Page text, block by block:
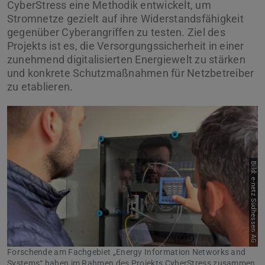
CyberStress eine Methodik entwickelt, um
Stromnetze gezielt auf ihre Widerstandsfähigkeit
gegenüber Cyberangriffen zu testen. Ziel des
Projekts ist es, die Versorgungssicherheit in einer
zunehmend digitalisierten Energiewelt zu stärken
und konkrete Schutzmaßnahmen für Netzbetreiber
zu etablieren.
Bild: e-netz Südhessen AG
Forschende am Fachgebiet „Energy Information Networks and